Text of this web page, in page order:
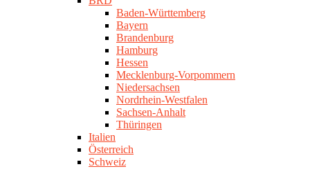
Baden-Württemberg
Bayern
Brandenburg
Hamburg
Hessen
Mecklenburg-Vorpommern
Niedersachsen
Nordrhein-Westfalen
Sachsen-Anhalt
Thüringen
Italien
Österreich
Schweiz